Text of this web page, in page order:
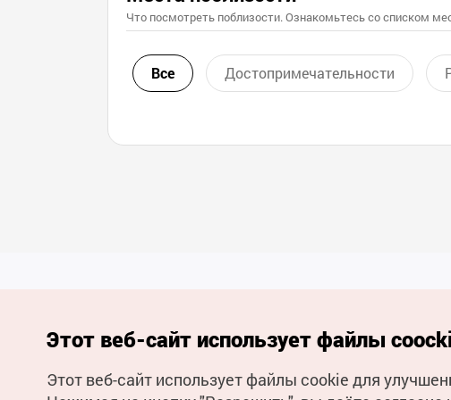
Что посмотреть поблизости. Ознакомьтесь со списком
Все Достопримечательности
(с) Национальная организация туризма Кореи Все права
Этот веб-сайт использует файлы
Этот веб-сайт использует файлы cookie для